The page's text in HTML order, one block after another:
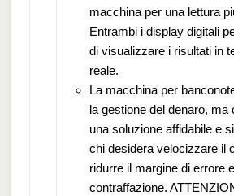
macchina per una lettura
Entrambi i display digitali
di visualizzare i risultati in
reale.
La macchina per
la gestione del denaro, ma
una soluzione affidabile e
chi desidera velocizzare il
ridurre il margine di errore
contraffazione.